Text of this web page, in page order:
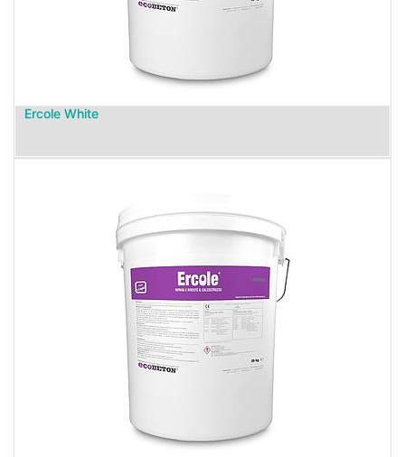
Ercole White